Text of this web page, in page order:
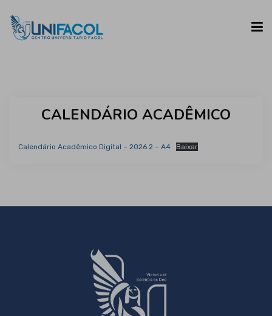
CURSOSCALENDÁRIO ACADÊMICO
Calendário Acadêmico Digital – 2026.2 – A4 Baixar